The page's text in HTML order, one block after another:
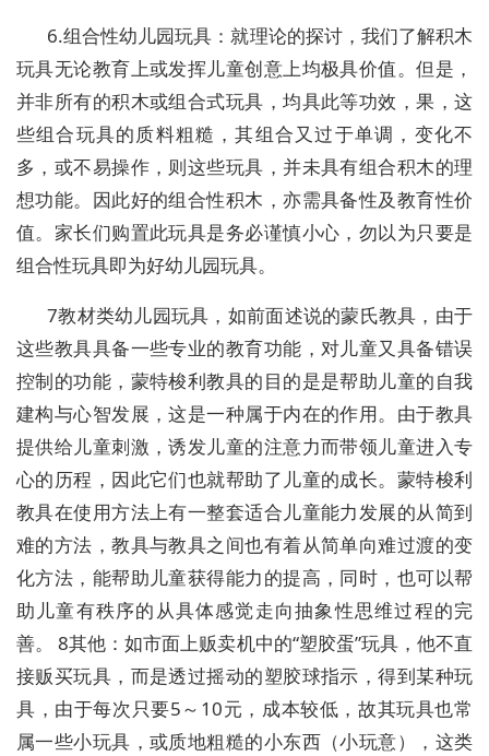
6.组合性幼儿园玩具：就理论的探讨，我们了解积木
玩具无论教育上或发挥儿童创意上均极具价值。但是，
并非所有的积木或组合式玩具，均具此等功效，果，这
些组合玩具的质料粗糙，其组合又过于单调，变化不
多，或不易操作，则这些玩具，并未具有组合积木的理
想功能。因此好的组合性积木，亦需具备性及教育性价
值。家长们购置此玩具是务必谨慎小心，勿以为只要是
组合性玩具即为好幼儿园玩具。
7教材类幼儿园玩具，如前面述说的蒙氏教具，由于
这些教具具备一些专业的教育功能，对儿童又具备错误
控制的功能，蒙特梭利教具的目的是是帮助儿童的自我
建构与心智发展，这是一种属于内在的作用。由于教具
提供给儿童刺激，诱发儿童的注意力而带领儿童进入专
心的历程，因此它们也就帮助了儿童的成长。蒙特梭利
教具在使用方法上有一整套适合儿童能力发展的从简到
难的方法，教具与教具之间也有着从简单向难过渡的变
化方法，能帮助儿童获得能力的提高，同时，也可以帮
助儿童有秩序的从具体感觉走向抽象性思维过程的完
善。 8其他：如市面上贩卖机中的“塑胶蛋”玩具，他不直
接贩买玩具，而是透过摇动的塑胶球指示，得到某种玩
具，由于每次只要5～10元，成本较低，故其玩具也常
属一些小玩具，或质地粗糙的小东西（小玩意），这类